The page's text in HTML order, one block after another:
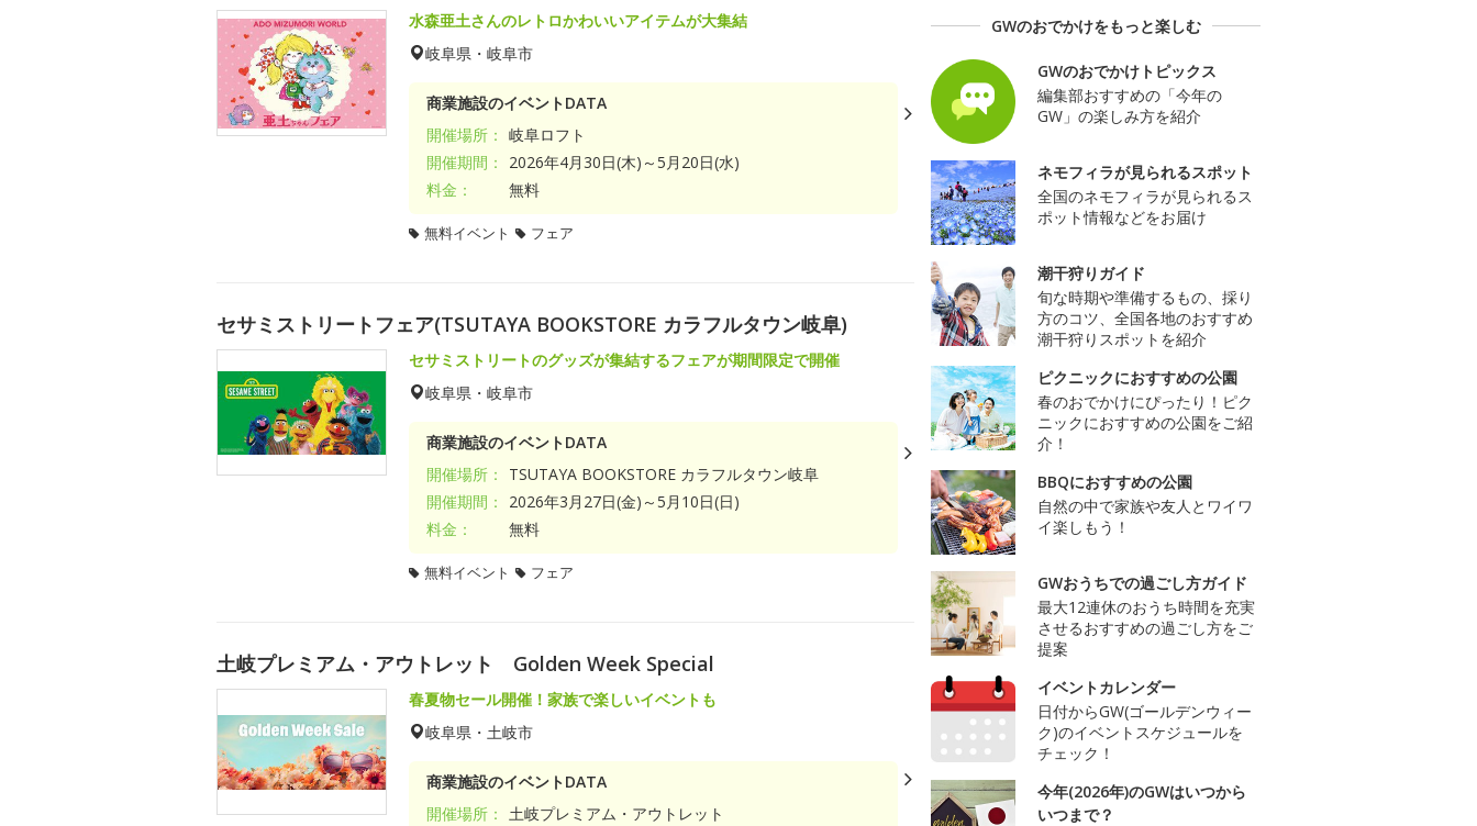
水森亜土さんのレトロかわいいアイテムが大集結
岐阜県・岐阜市
商業施設のイベントDATA
開催場所： 岐阜ロフト
開催期間：
2026年4月30日(木)～5月20日(水)
料金：
無料
無料イベント フェア
セサミストリートフェア(TSUTAYA BOOKSTORE カラフルタウン岐阜)
セサミストリートのグッズが集結するフェアが期間限定で開催
岐阜県・岐阜市
商業施設のイベントDATA
開催場所：
TSUTAYA BOOKSTORE カラフルタウン岐阜
開催期間：
2026年3月27日(金)～5月10日(日)
料金：
無料
無料イベント フェア
土岐プレミアム・アウトレット Golden Week Special
春夏物セール開催！家族で楽しいイベントも
岐阜県・土岐市
商業施設のイベントDATA
開催場所： 土岐プレミアム・アウトレット
GWのおでかけをもっと楽しむ
GWのおでかけトピックス
編集部おすすめの「今年の
GW」の楽しみ方を紹介
ネモフィラが見られるスポット
全国のネモフィラが見られるス
ポット情報などをお届け
潮干狩りガイド
旬な時期や準備するもの、採り
方のコツ、全国各地のおすすめ
潮干狩りスポットを紹介
ピクニックにおすすめの公園
春のおでかけにぴったり！ピク
ニックにおすすめの公園をご紹
介！
BBQにおすすめの公園
自然の中で家族や友人とワイワ
イ楽しもう！
GWおうちでの過ごし方ガイド
最大12連休のおうち時間を充実
させるおすすめの過ごし方をご
提案
イベントカレンダー
日付からGW(ゴールデンウィー
ク)のイベントスケジュールを
チェック！
今年(2026年)のGWはいつから
いつまで？